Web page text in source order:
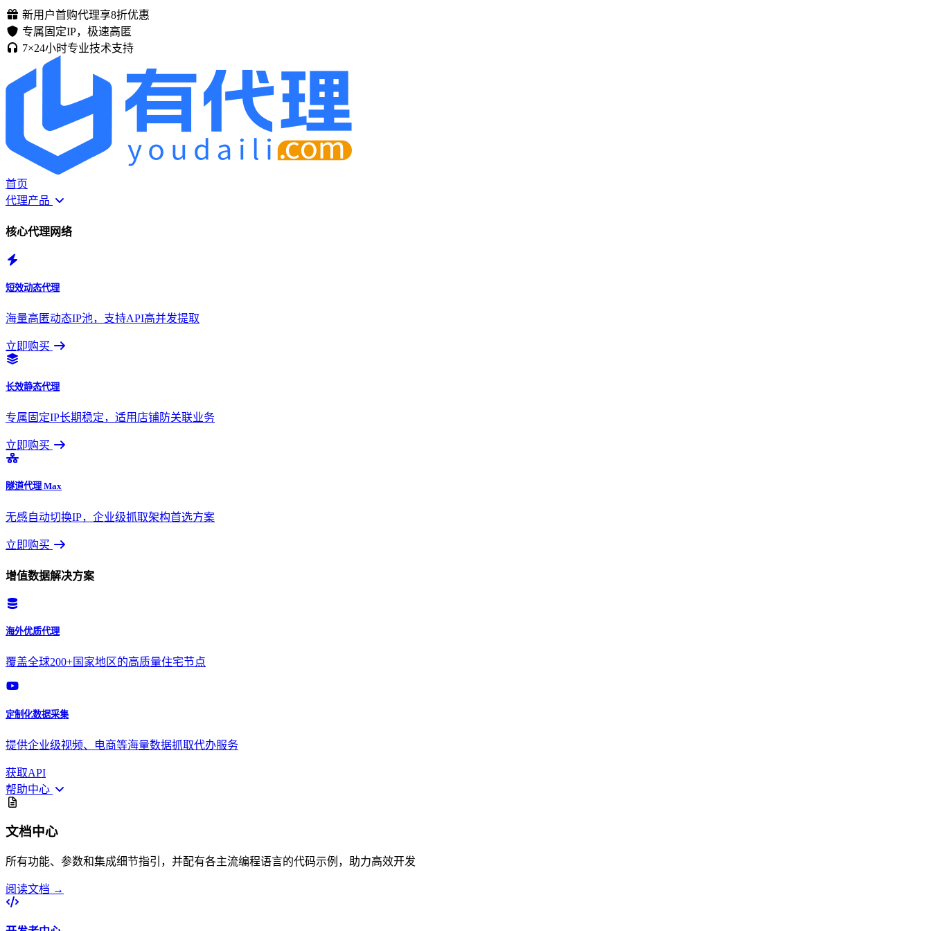
新用户首购代理享8折优惠
专属固定IP，极速高匿
7×24小时专业技术支持
首页
代理产品
核心代理网络
短效动态代理
海量高匿动态IP池，支持API高并发提取
立即购买
长效静态代理
专属固定IP长期稳定，适用店铺防关联业务
立即购买
隧道代理 Max
无感自动切换IP，企业级抓取架构首选方案
立即购买
增值数据解决方案
海外优质代理
覆盖全球200+国家地区的高质量住宅节点
定制化数据采集
提供企业级视频、电商等海量数据抓取代办服务
获取API
帮助中心
文档中心
所有功能、参数和集成细节指引，并配有各主流编程语言的代码示例，助力高效开发
阅读文档 →